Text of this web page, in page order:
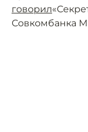
говорил
Совкомбанка